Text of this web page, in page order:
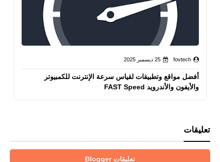
fovtech 25 ديسمبر 2025
أفضل مواقع وتطبيقات لقياس سرعة الإنترنت للكمبيوتر
والأيفون والأندرويد FAST Speed
تعليقات
تعليقات Blogger